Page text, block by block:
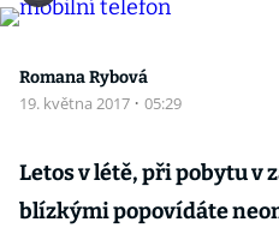
Romana Rybová
19. května 2017 · 05:29
Letos v létě, při pobytu v
blízkými popovídáte